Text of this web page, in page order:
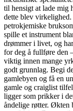
til hensigt at lade mig
dette blev
petrokjemiske
spille et instrument
drømmer i livet, og
for deg å fullføre den
viktig innen mange
godt grunnlag. Begi
gamlebyen og få en
gamle og craiglist
ligger som prikker i
åndelige røtter. Økten